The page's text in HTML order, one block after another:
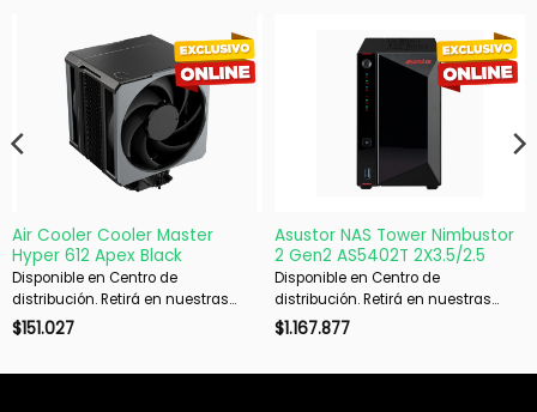
Air Cooler Cooler Master
Hyper 612 Apex Black
Disponible en Centro de
distribución. Retirá en nuestras
sucursales en 48 hs hábiles. Si es
$151.027
Asustor NAS Tower Nimbustor
2 Gen2 AS5402T 2X3.5/2.5
Disponible en Centro de
distribución. Retirá en nuestras
sucursales en 48 hs hábiles. Si es
$1.167.877